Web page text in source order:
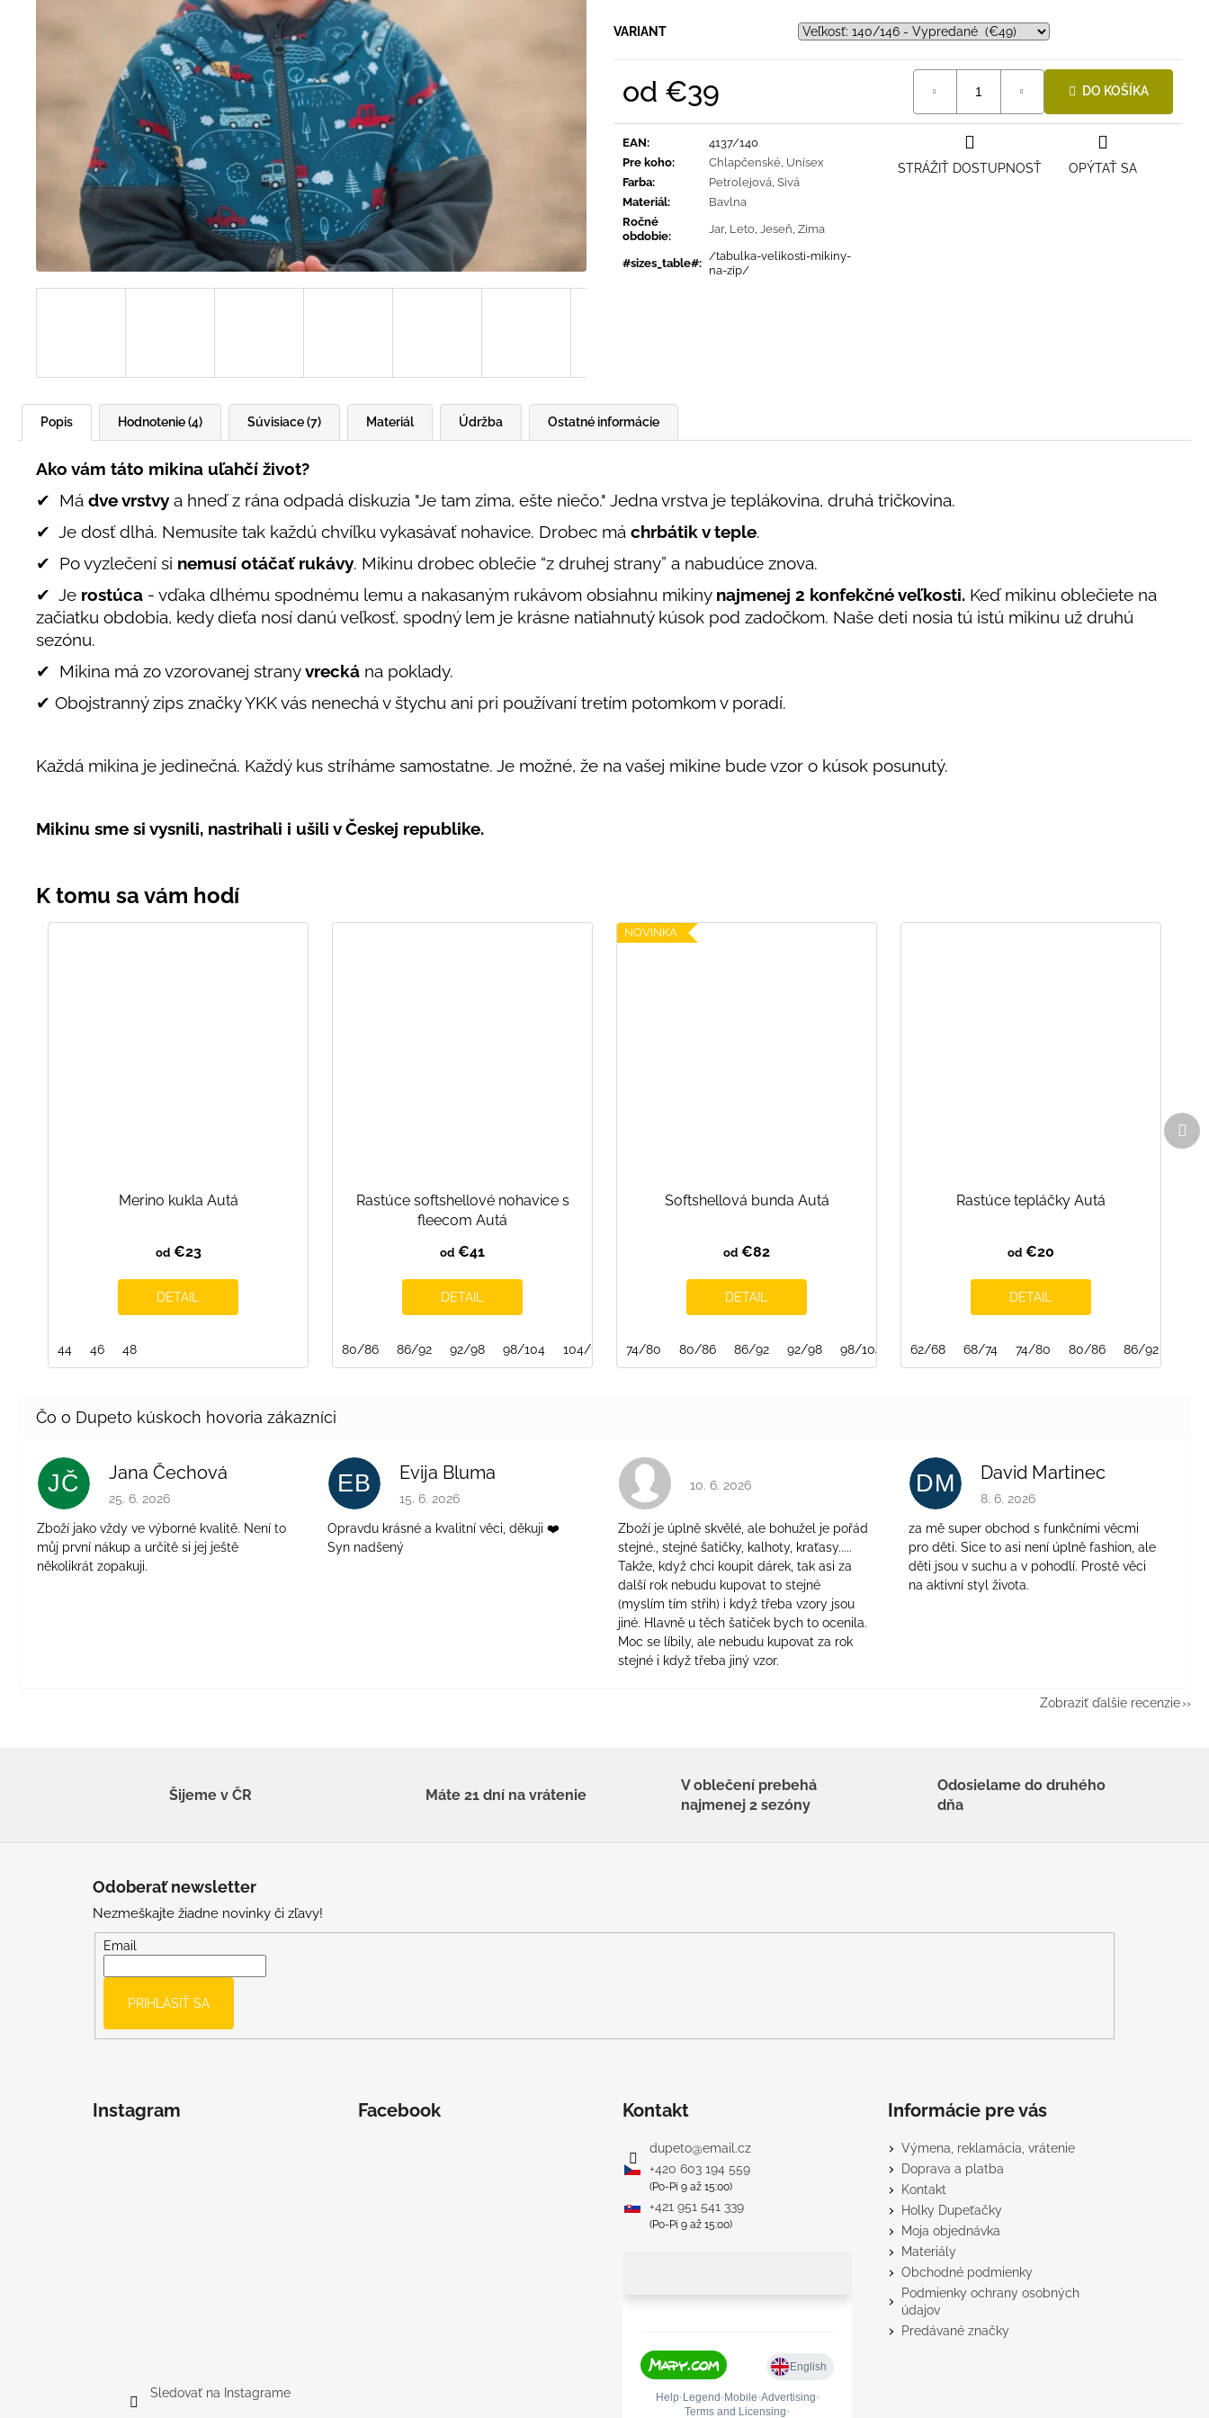
VARIANT
od €39 DO KOŠÍKA
EAN:
4137/140
Pre koho: Chlapčenské Unisex
Farba: Petrolejová Sivá
Materiál:
Bavlna
Ročné
obdobie:
Jar, Leto Jeseň Zima
#sizes_table#:
/tabulka-velikosti-mikiny-
na-zip/
OPÝTAŤ SA
STRÁŽIŤ DOSTUPNOSŤ
Popis Hodnotenie (4) Súvisiace (7) Ostatné informácie
Materiál Údržba
Ako vám táto mikina uľahčí život?
✔ Má dve vrstvy a hneď z rána odpadá diskuzia "Je tam zima, ešte niečo." Jedna vrstva je teplákovina, druhá tričkovina.
✔ Je dosť dlhá. Nemusíte tak každú chvíľku vykasávať nohavice. Drobec má chrbátik v teple.
✔ Po vyzlečení si nemusí otáčať rukávy. Mikinu drobec oblečie “z druhej strany” a nabudúce znova.
✔ Je rostúca - vďaka dlhému spodnému lemu a nakasaným rukávom obsiahnu mikiny najmenej 2 konfekčné veľkosti. Keď mikinu oblečiete na
začiatku obdobia, kedy dieťa nosí danú veľkosť, spodný lem je krásne natiahnutý kúsok pod zadočkom. Naše deti nosia tú istú mikinu už druhú
sezónu.
✔ Mikina má zo vzorovanej stranyvrecká na poklady.
✔ Obojstranný zips značky YKK vás nenechá v štychu ani pri používaní tretím potomkom v poradí.
Každá mikina je jedinečná. Každý kus stríháme samostatne. Je možné, že na vašej mikine bude vzor o kúsok posunutý.
Mikinu sme si vysnili, nastrihali i ušili v Českej republike.
Merino kukla Autá
od€23
DETAIL
44 46 48
Rastúce softshellové nohavice s
fleecom Autá
od €41
DETAIL
80/86 86/92 92/98 98/104 104/110 110/116 116/122 122/128 128/134 134/140 140/146 146/152
NOVINKA
Softshellová bunda Autá
od €82
DETAIL
74/80 80/86 86/92 92/98 98/104 104/110 110/116 116/122 140/146 146/152
Rastúce tepláčky Autá
od €20
DETAIL
62/68 68/74 74/80 80/86 86/92
JČ Jana Čechová
Hodnotenie obchodu je 5 z 5 hviezdičiek.
25. 6. 2026
Zboží jako vždy ve výborné kvalitě. Není to
můj první nákup a určitě si jej ještě
několikrát zopakuji.
EB Evija Bluma
Hodnotenie obchodu je 5 z 5 hviezdičiek.
15. 6. 2026
Opravdu krásné a kvalitní věci, děkuji ❤️
Syn nadšený
Hodnotenie obchodu je 4 z 5 hviezdičiek.
10. 6. 2026
Zboží je úplně skvělé, ale bohužel je pořád
stejné., stejné šatičky, kalhoty, kraťasy.....
Takže, když chci koupit dárek, tak asi za
další rok nebudu kupovat to stejné
(myslím tím střih) i když třeba vzory jsou
jiné. Hlavně u těch šatiček bych to ocenila.
Moc se líbily, ale nebudu kupovat za rok
stejné i když třeba jiný vzor.
DM David Martinec
Hodnotenie obchodu je 5 z 5
8. 6. 2026
za mě super obchod s funkčními věcmi
pro děti. Sice to asi není úplně fashion, ale
děti jsou v suchu a v pohodlí. Prostě věci
na aktivní styl života.
Zobraziť ďalšie recenzie
€16
Šijeme v ČR Máte 21 dní na vrátenie
V oblečení prebehá
najmenej 2 sezóny
Odosielame do druhého
dňa
Odoberať newsletter
Nezmeškajte žiadne novinky či zľavy!
Email
PRIHLÁSIŤ SA
Instagram
Sledovať na Instagrame
Facebook Kontakt
dupeto@email.cz
+420 603 194 559
(Po-Pi 9 až 15:00)
+421 951 541 339
(Po-Pi 9 až 15:00)
Informácie pre vás
Výmena, reklamácia, vrátenie
Doprava a platba
Kontakt
Holky Dupeťačky
Moja objednávka
Materiály
Obchodné podmienky
Podmienky ochrany osobných
údajov
Predávané značky